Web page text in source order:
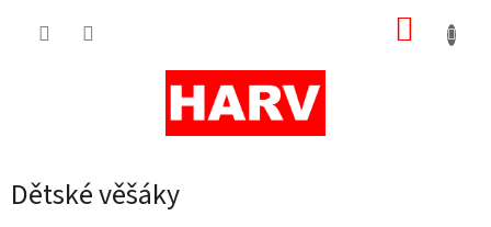
Dětské věšáky